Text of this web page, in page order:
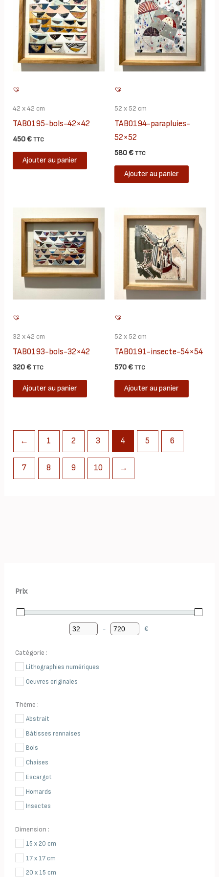
Prix
Minimum Price
-
Maximum Price
€
Catégorie :
Lithographies numériques
Oeuvres originales
Thème :
Abstrait
Bâtisses rennaises
Bols
Chaises
Escargot
Homards
Insectes
Dimension :
15 x 20 cm
17 x 17 cm
20 x 15 cm
42 x 42 cm
TAB0195-bols-42×42
450€ TTC
Ajouter au panier
52 x 52 cm
TAB0194-parapluies-
52×52
580€ TTC
Ajouter au panier
32 x 42 cm
TAB0193-bols-32×42
320€ TTC
Ajouter au panier
52 x 52 cm
TAB0191-insecte-54×54
570€ TTC
Ajouter au panier
← 1 2 3 4 5 6
7 8 9 10 →